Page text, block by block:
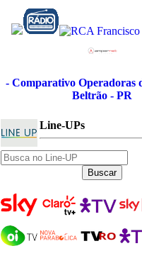
- Comparativo Operadoras
Beltrão - PR
Line-UPs